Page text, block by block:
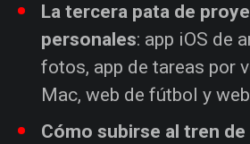
La tercera pata de
personales: app iOS de
fotos, app de tareas por
Mac, web de fútbol y
Cómo subirse al tren de